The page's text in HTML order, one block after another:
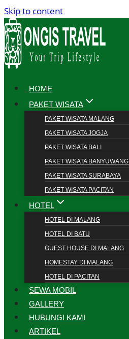
Skip to content
HOME
PAKET WISATA
PAKET WISATA MALANG
PAKET WISATA JOGJA
PAKET WISATA BALI
PAKET WISATA BANYUWANGI
PAKET WISATA SURABAYA
PAKET WISATA PACITAN
HOTEL
HOTEL DI MALANG
HOTEL DI BATU
GUEST HOUSE DI MALANG
HOMESTAY DI MALANG
HOTEL DI PACITAN
SEWA MOBIL
GALLERY
HUBUNGI KAMI
ARTIKEL